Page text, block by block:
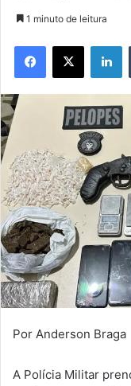
1 minuto de leitura
Facebook
X
Por Anderson Braga
A Polícia Militar